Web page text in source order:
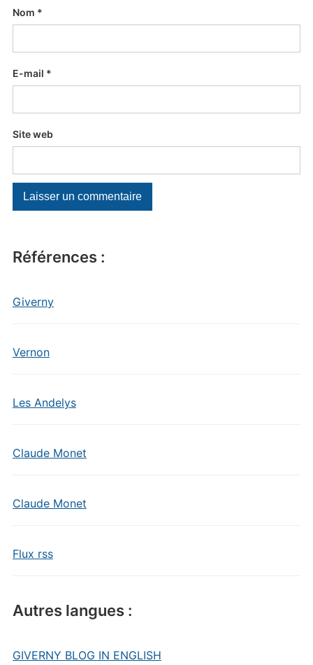
Références :
Giverny
Vernon
Les Andelys
Claude Monet
Claude Monet
Flux rss
Autres langues :
GIVERNY BLOG IN ENGLISH
Nom *
E-mail *
Site web